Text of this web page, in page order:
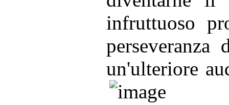
infruttuoso
un'ulteriore